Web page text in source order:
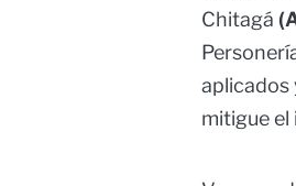
Chitagá
aplicados
mitigue el